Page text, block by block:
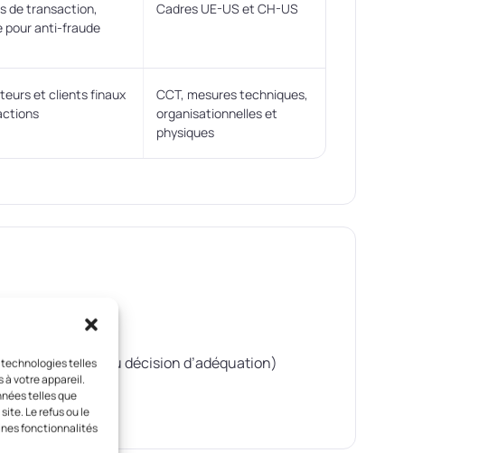
technologies telles
à votre appareil.
telles que
Le refus ou le
fonctionnalités
de transaction,
pour anti-fraude
Cadres UE-US et CH-US
et clients finaux
CCT, mesures techniques,
organisationnelles et
physiques
RGPD
local, ou décision d’adéquation)